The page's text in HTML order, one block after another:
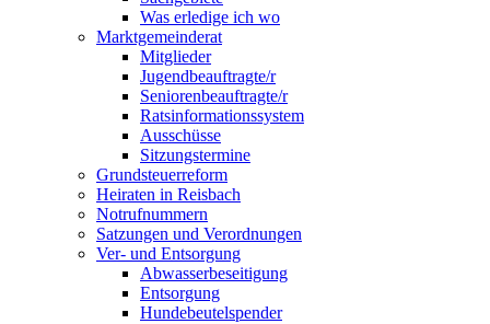
Was erledige ich wo
Marktgemeinderat
Mitglieder
Jugendbeauftragte/r
Seniorenbeauftragte/r
Ratsinformationssystem
Ausschüsse
Sitzungstermine
Grundsteuerreform
Heiraten in Reisbach
Notrufnummern
Satzungen und Verordnungen
Ver- und Entsorgung
Abwasserbeseitigung
Entsorgung
Hundebeutelspender